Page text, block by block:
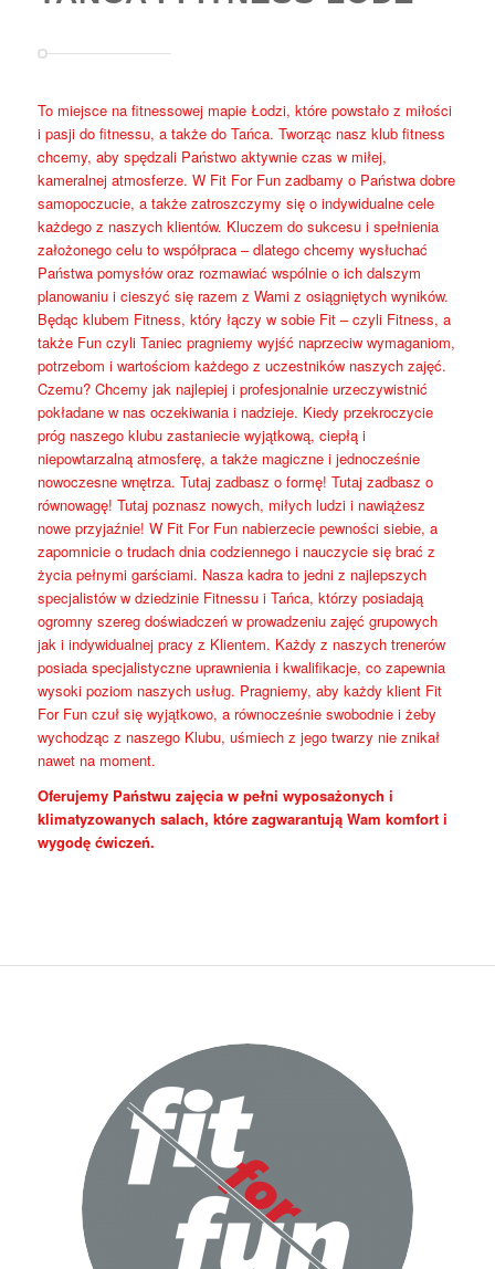
To miejsce na fitnessowej mapie Łodzi, które powstało z miłości
i pasji do fitnessu, a także do Tańca. Tworząc nasz klub fitness
chcemy, aby spędzali Państwo aktywnie czas w miłej,
kameralnej atmosferze. W Fit For Fun zadbamy o Państwa dobre
samopoczucie, a także zatroszczymy się o indywidualne cele
każdego z naszych klientów. Kluczem do sukcesu i spełnienia
założonego celu to współpraca – dlatego chcemy wysłuchać
Państwa pomysłów oraz rozmawiać wspólnie o ich dalszym
planowaniu i cieszyć się razem z Wami z osiągniętych wyników.
Będąc klubem Fitness, który łączy w sobie Fit – czyli Fitness, a
także Fun czyli Taniec pragniemy wyjść naprzeciw wymaganiom,
potrzebom i wartościom każdego z uczestników naszych zajęć.
Czemu? Chcemy jak najlepiej i profesjonalnie urzeczywistnić
pokładane w nas oczekiwania i nadzieje. Kiedy przekroczycie
próg naszego klubu zastaniecie wyjątkową, ciepłą i
niepowtarzalną atmosferę, a także magiczne i jednocześnie
nowoczesne wnętrza. Tutaj zadbasz o formę! Tutaj zadbasz o
równowagę! Tutaj poznasz nowych, miłych ludzi i nawiążesz
nowe przyjaźnie! W Fit For Fun nabierzecie pewności siebie, a
zapomnicie o trudach dnia codziennego i nauczycie się brać z
życia pełnymi garściami. Nasza kadra to jedni z najlepszych
specjalistów w dziedzinie Fitnessu i Tańca, którzy posiadają
ogromny szereg doświadczeń w prowadzeniu zajęć grupowych
jak i indywidualnej pracy z Klientem. Każdy z naszych trenerów
posiada specjalistyczne uprawnienia i kwalifikacje, co zapewnia
wysoki poziom naszych usług. Pragniemy, aby każdy klient Fit
For Fun czuł się wyjątkowo, a równocześnie swobodnie i żeby
wychodząc z naszego Klubu, uśmiech z jego twarzy nie znikał
nawet na moment.
Oferujemy Państwu zajęcia w pełni wyposażonych i
klimatyzowanych salach, które zagwarantują Wam komfort i
wygodę ćwiczeń.